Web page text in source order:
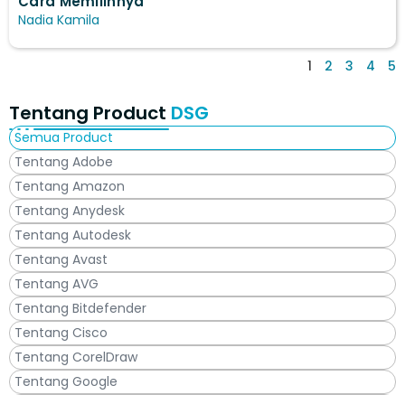
Nadia Kamila
1 2 3 4 5
Tentang Product DSG
Tentang Adobe
Tentang Amazon
Tentang Anydesk
Tentang Autodesk
Tentang Avast
Tentang AVG
Tentang Bitdefender
Tentang Cisco
Tentang CorelDraw
Tentang Google
Semua Product